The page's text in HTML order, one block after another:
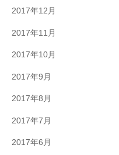
2017年12月
2017年11月
2017年10月
2017年9月
2017年8月
2017年7月
2017年6月